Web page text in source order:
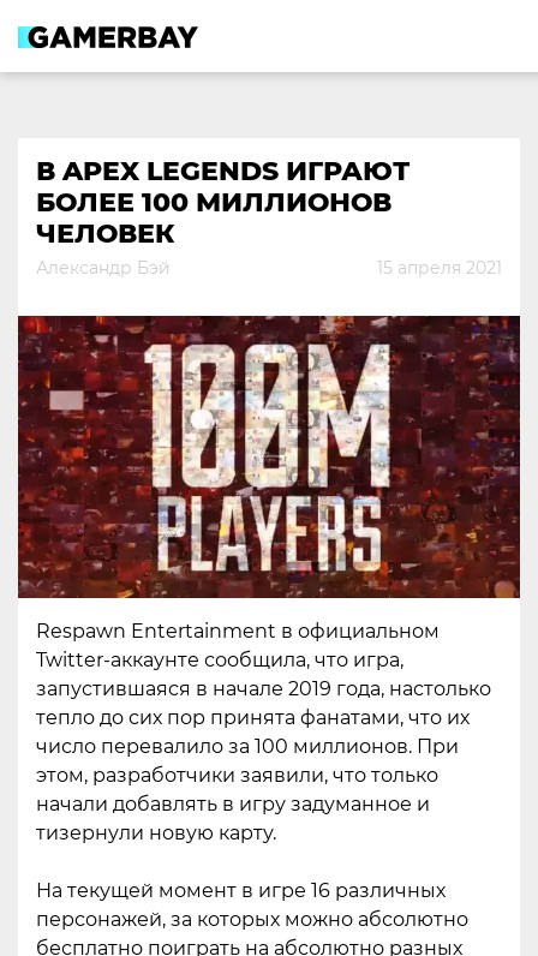
content
В APEX LEGENDS ИГРАЮТ
БОЛЕЕ 100 МИЛЛИОНОВ
ЧЕЛОВЕК
Александр Бэй 15 апреля 2021
Respawn Entertainment в официальном
Twitter-аккаунте сообщила, что игра,
запустившаяся в начале 2019 года, настолько
тепло до сих пор принята фанатами, что их
число перевалило за 100 миллионов. При
этом, разработчики заявили, что только
начали добавлять в игру задуманное и
тизернули новую карту.
На текущей момент в игре 16 различных
персонажей, за которых можно абсолютно
бесплатно поиграть на абсолютно разных